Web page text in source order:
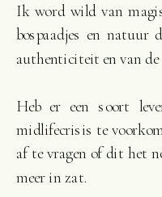
Ik word wild van
bospaadjes en natuur
authenticiteit en van
Heb er een soort
midlifecrisis te
af te vragen of dit het
meer in zat.